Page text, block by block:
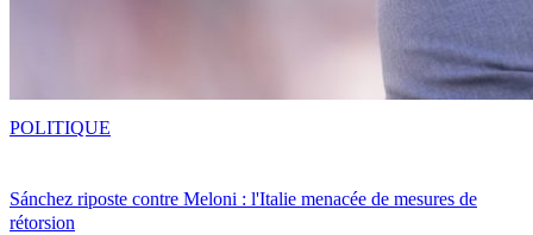
Sánchez riposte contre Meloni : l'Italie menacée de mesures de
rétorsion
POLITIQUE